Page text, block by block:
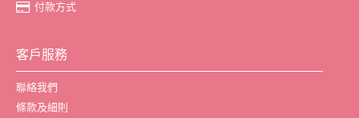
付款方式
客戶服務
聯絡我們
條款及細則